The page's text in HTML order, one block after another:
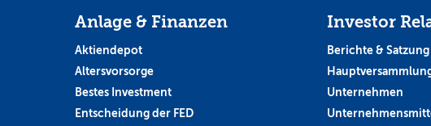
Anlage & Finanzen
Aktiendepot
Altersvorsorge
Bestes Investment
Entscheidung der FED
Investor
Berichte & Satzung
Unternehmen